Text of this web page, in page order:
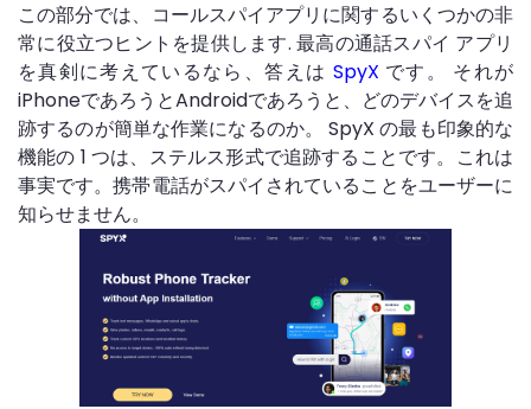
この部分では、コールスパイアプリに関するいくつかの非
常に役立つヒントを提供します. 最高の通話スパイ アプリ
を真剣に考えているなら、答えは SpyX です。 それが
iPhoneであろうとAndroidであろうと、どのデバイスを追
跡するのが簡単な作業になるのか。 SpyX の最も印象的な
機能の 1 つは、ステルス形式で追跡することです。これは
事実です。携帯電話がスパイされていることをユーザーに
知らせません。